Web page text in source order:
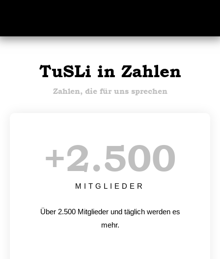
TuSLi in Zahlen
Zahlen, die für uns sprechen
MITGLIEDER
+2.500
Über 2.500 Mitglieder und täglich werden es
mehr.